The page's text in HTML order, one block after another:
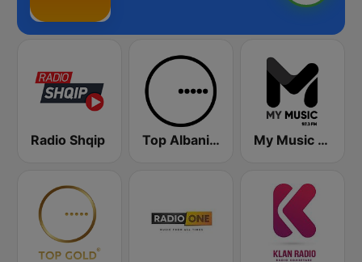
Radio Shqip Top Albania Radio My Music Radio